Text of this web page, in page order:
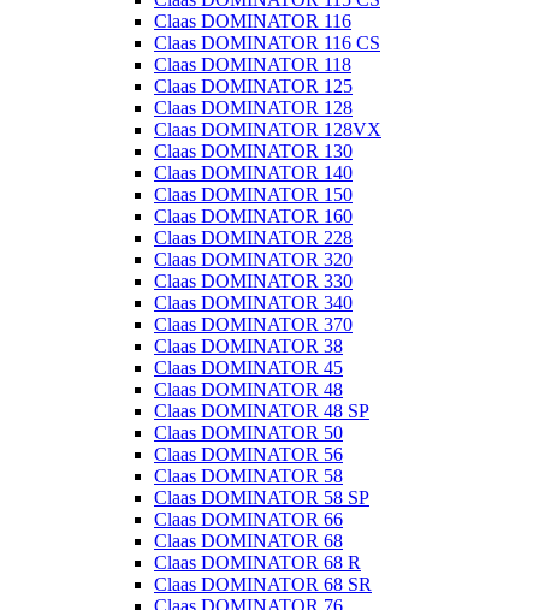
Claas DOMINATOR 116
Claas DOMINATOR 116 CS
Claas DOMINATOR 118
Claas DOMINATOR 125
Claas DOMINATOR 128
Claas DOMINATOR 128VX
Claas DOMINATOR 130
Claas DOMINATOR 140
Claas DOMINATOR 150
Claas DOMINATOR 160
Claas DOMINATOR 228
Claas DOMINATOR 320
Claas DOMINATOR 330
Claas DOMINATOR 340
Claas DOMINATOR 370
Claas DOMINATOR 38
Claas DOMINATOR 45
Claas DOMINATOR 48
Claas DOMINATOR 48 SP
Claas DOMINATOR 50
Claas DOMINATOR 56
Claas DOMINATOR 58
Claas DOMINATOR 58 SP
Claas DOMINATOR 66
Claas DOMINATOR 68
Claas DOMINATOR 68 R
Claas DOMINATOR 68 SR
Claas DOMINATOR 76